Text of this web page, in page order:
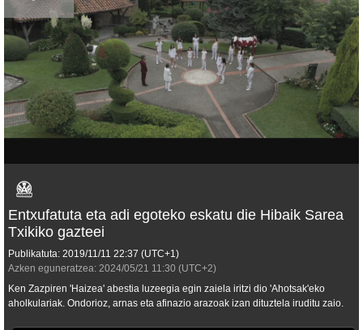
Entxufatuta eta adi egoteko eskatu die Hibaik Sarea
Txikiko gazteei
Publikatuta: 2019/11/11 22:37 (UTC+1)
Azken eguneratzea: 2024/05/21 11:30 (UTC+2)
Ken Zazpiren 'Haizea' abestia luzeegia egin zaiela iritzi dio 'Ahotsak'eko
aholkulariak. Ondorioz, arnas eta afinazio arazoak izan dituztela iruditu zaio.